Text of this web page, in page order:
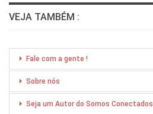
VEJA TAMBÉM :
Fale com a gente !
Sobre nós
Seja um Autor do Somos Conectados